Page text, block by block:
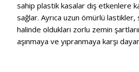
sahip plastik kasalar dış etkenlere
sağlar. Ayrıca uzun ömürlü
halinde oldukları zorlu zemin
aşınmaya ve yıpranmaya karşı